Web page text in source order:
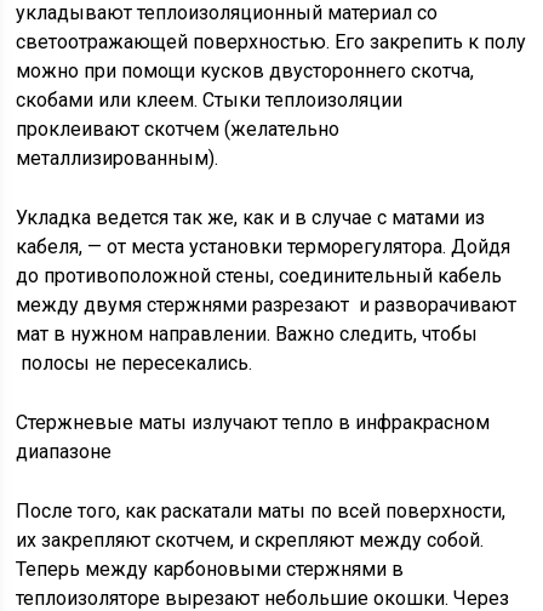
укладывают теплоизоляционный материал со
светоотражающей поверхностью. Его закрепить к полу
можно при помощи кусков двустороннего скотча,
скобами или клеем. Стыки теплоизоляции
проклеивают скотчем (желательно
металлизированным).
Укладка ведется так же, как и в случае с матами из
кабеля, — от места установки терморегулятора. Дойдя
до противоположной стены, соединительный кабель
между двумя стержнями разрезают и разворачивают
мат в нужном направлении. Важно следить, чтобы
полосы не пересекались.
Стержневые маты излучают тепло в инфракрасном
диапазоне
После того, как раскатали маты по всей поверхности,
их закрепляют скотчем, и скрепляют между собой.
Теперь между карбоновыми стержнями в
теплоизоляторе вырезают небольшие окошки. Через